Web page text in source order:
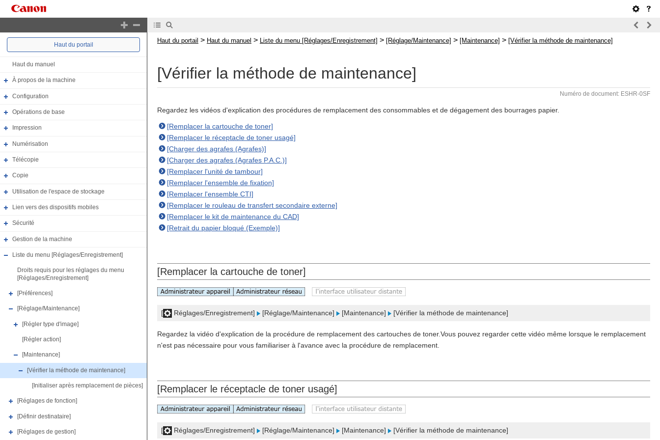
Haut du portail
Haut du manuel
À propos de la machine
Configuration
Opérations de base
Impression
Numérisation
Télécopie
Copie
Utilisation de l'espace de stockage
Lien vers des dispositifs mobiles
Sécurité
Gestion de la machine
Liste du menu [Réglages/Enregistrement]
Droits requis pour les réglages du menu
[Réglages/Enregistrement]
[Préférences]
[Réglage/Maintenance]
[Régler type d'image]
[Régler action]
[Maintenance]
[Vérifier la méthode de maintenance]
[Initialiser après remplacement de pièces]
[Réglages de fonction]
[Définir destinataire]
[Réglages de gestion]
Haut du portail > Haut du manuel > Liste du menu [Réglages/Enregistrement] > [Réglage/Maintenance] > [Maintenance] > [Vérifier la méthode de maintenance]
[Vérifier la méthode de maintenance]
Numéro de document: ESHR-0SF
Regardez les vidéos d'explication des procédures de remplacement des consommables et de dégagement des bourrages papier.
[Remplacer la cartouche de toner]
[Remplacer le réceptacle de toner usagé]
[Charger des agrafes (Agrafes)]
[Charger des agrafes (Agrafes P.A.C.)]
[Remplacer l'unité de tambour]
[Remplacer l'ensemble de fixation]
[Remplacer l'ensemble CTI]
[Remplacer le rouleau de transfert secondaire externe]
[Remplacer le kit de maintenance du CAD]
[Retrait du papier bloqué (Exemple)]
[Remplacer la cartouche de toner]
[ Réglages/Enregistrement] [Réglage/Maintenance] [Maintenance] [Vérifier la méthode de maintenance]
Regardez la vidéo d'explication de la procédure de remplacement des cartouches de toner.Vous pouvez regarder cette vidéo même lorsque le remplacement
n'est pas nécessaire pour vous familiariser à l'avance avec la procédure de remplacement.
[Remplacer le réceptacle de toner usagé]
[ Réglages/Enregistrement] [Réglage/Maintenance] [Maintenance] [Vérifier la méthode de maintenance]